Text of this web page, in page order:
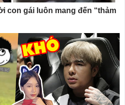
con gái luôn mang đến “thảm